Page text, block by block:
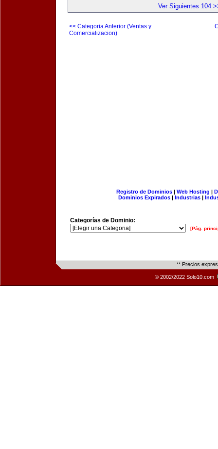
Ver Siguientes 104
<< Categoria Anterior (Ventas y
Comercializacion)
Registro de Dominios| Web Hosting |
Dominios Expirados | Industrias |
Categorías de Dominio:
[Pág.
** Precios
© 2002/2022 Solo10.com